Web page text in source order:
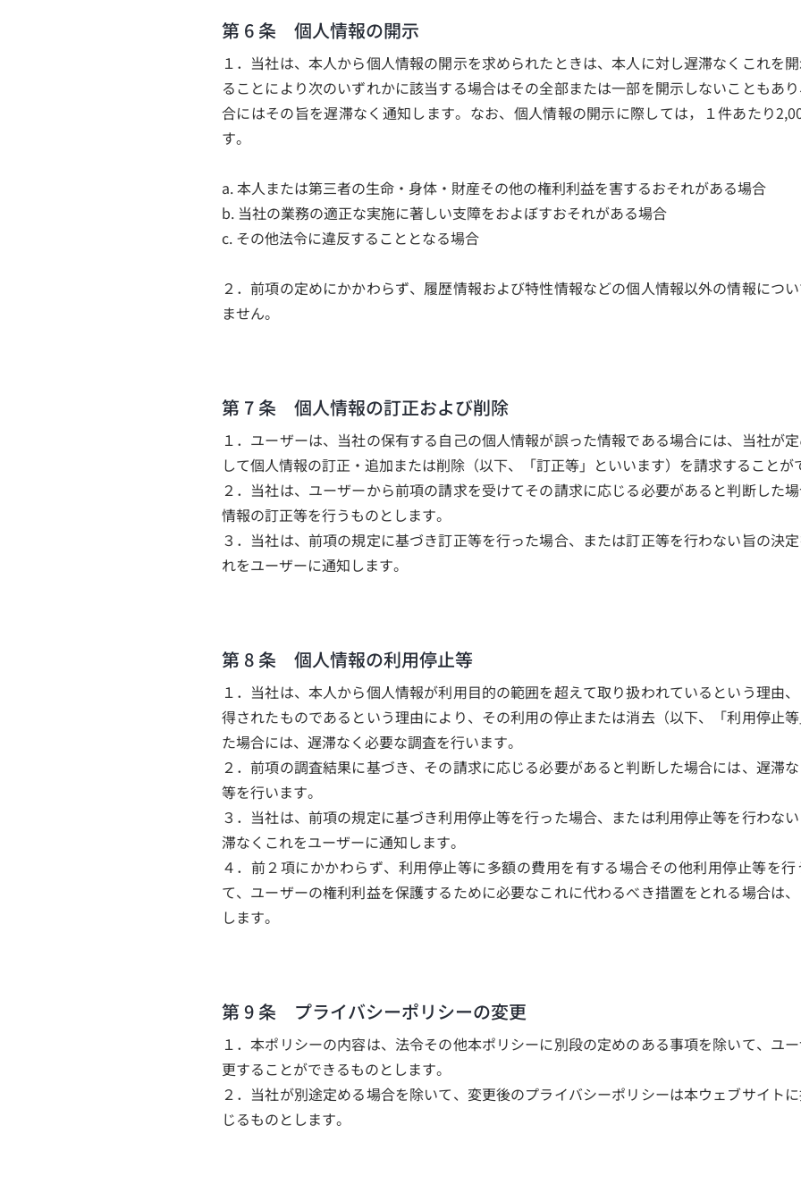
第 6 条 個人情報の開示
１．当社は、本人から個人情報の開示を求められたときは、本人に対し遅滞なくこれを
ることにより次のいずれかに該当する場合はその全部または一部を開示しないこともあ
合にはその旨を遅滞なく通知します。なお、個人情報の開示に際しては，１件あたり
す。
a. 本人または第三者の生命・身体・財産その他の権利利益を害するおそれがある場合
b. 当社の業務の適正な実施に著しい支障をおよぼすおそれがある場合
c. その他法令に違反することとなる場合
２．前項の定めにかかわらず、履歴情報および特性情報などの個人情報以外の情報につ
ません。
第 7 条 個人情報の訂正および削除
１．ユーザーは、当社の保有する自己の個人情報が誤った情報である場合には、当社が
して個人情報の訂正・追加または削除（以下、「訂正等」といいます）を請求することが
２．当社は、ユーザーから前項の請求を受けてその請求に応じる必要があると判断した
情報の訂正等を行うものとします。
３．当社は、前項の規定に基づき訂正等を行った場合、または訂正等を行わない旨の決
れをユーザーに通知します。
第 8 条 個人情報の利用停止等
１．当社は、本人から個人情報が利用目的の範囲を超えて取り扱われているという理由
得されたものであるという理由により、その利用の停止または消去（以下、「利用停止
た場合には、遅滞なく必要な調査を行います。
２．前項の調査結果に基づき、その請求に応じる必要があると判断した場合には、遅滞
等を行います。
３．当社は、前項の規定に基づき利用停止等を行った場合、または利用停止等を行わな
滞なくこれをユーザーに通知します。
４．前２項にかかわらず、利用停止等に多額の費用を有する場合その他利用停止等を
て、ユーザーの権利利益を保護するために必要なこれに代わるべき措置をとれる場合は
します。
第 9 条 プライバシーポリシーの変更
１．本ポリシーの内容は、法令その他本ポリシーに別段の定めのある事項を除いて、ユ
更することができるものとします。
２．当社が別途定める場合を除いて、変更後のプライバシーポリシーは本ウェブサイト
じるものとします。